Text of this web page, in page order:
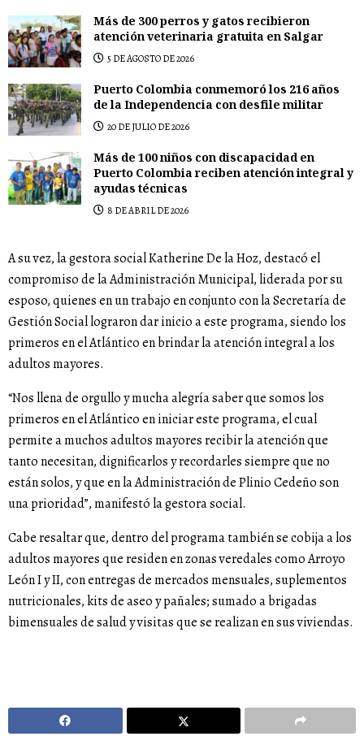
Más de 300 perros y gatos recibieron
atención veterinaria gratuita en Salgar
5 DE AGOSTO DE 2026
Puerto Colombia conmemoró los 216 años
de la Independencia con desfile militar
20 DE JULIO DE 2026
Más de 100 niños con discapacidad en
Puerto Colombia reciben atención integral y
ayudas técnicas
8 DE ABRIL DE 2026
A su vez, la gestora social Katherine De la Hoz, destacó el
compromiso de la Administración Municipal, liderada por su
esposo, quienes en un trabajo en conjunto con la Secretaría de
Gestión Social lograron dar inicio a este programa, siendo los
primeros en el Atlántico en brindar la atención integral a los
adultos mayores.
“Nos llena de orgullo y mucha alegría saber que somos los
primeros en el Atlántico en iniciar este programa, el cual
permite a muchos adultos mayores recibir la atención que
tanto necesitan, dignificarlos y recordarles siempre que no
están solos, y que en la Administración de Plinio Cedeño son
una prioridad”, manifestó la gestora social.
Cabe resaltar que, dentro del programa también se cobija a los
adultos mayores que residen en zonas veredales como Arroyo
León I y II, con entregas de mercados mensuales, suplementos
nutricionales, kits de aseo y pañales; sumado a brigadas
bimensuales de salud y visitas que se realizan en sus viviendas.